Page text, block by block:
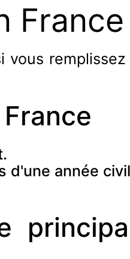
France
remplissez
d'une année